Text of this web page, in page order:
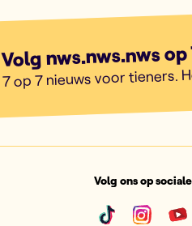
Volg nws.nws.nws
7 op 7 nieuws voor tieners.
Volg ons op